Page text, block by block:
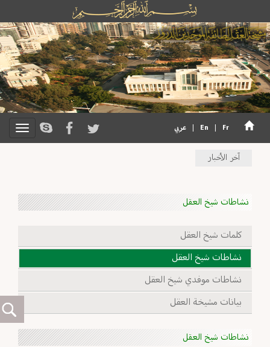
En Fr عربي
آخر الأخبار
نشاطات شيخ العقل
كلمات شيخ العقل
نشاطات شيخ العقل
نشاطات موفدي شيخ العقل
بيانات مشيخة العقل
نشاطات شيخ العقل